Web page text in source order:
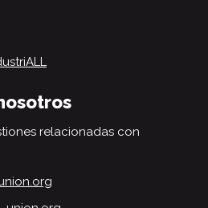
relacionadas con